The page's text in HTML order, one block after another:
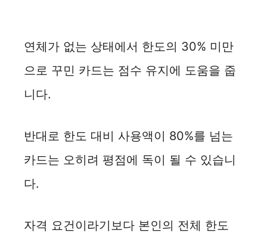
연체가 없는 상태에서 한도의 30% 미만
으로 꾸민 카드는 점수 유지에 도움을 줍
니다.
반대로 한도 대비 사용액이 80%를 넘는
카드는 오히려 평점에 독이 될 수 있습니
다.
자격 요건이라기보다 본인의 전체 한도